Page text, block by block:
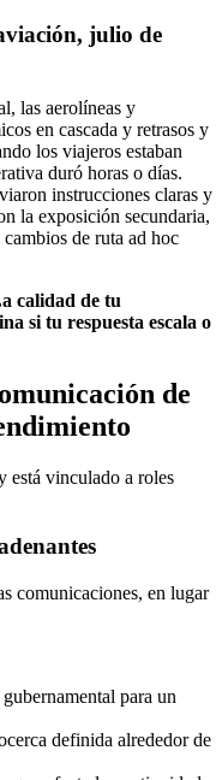
julio de
las aerolíneas y
en cascada y retrasos y
los viajeros estaban
duró horas o días.
instrucciones claras y
la exposición secundaria,
de ruta ad hoc
calidad de tu
si tu respuesta escala o
de
está vinculado a roles
comunicaciones, en lugar
para un
definida alrededor de